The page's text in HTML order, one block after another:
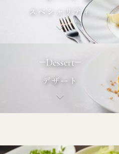
スペシャリティ
Dessert
デザート